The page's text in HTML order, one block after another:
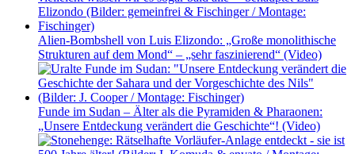
Alien-Bombshell von Luis Elizondo: „Große monolithische
Strukturen auf dem Mond“ – „sehr faszinierend“ (Video)
Funde im Sudan – Älter als die Pyramiden & Pharaonen:
„Unsere Entdeckung verändert die Geschichte“! (Video)